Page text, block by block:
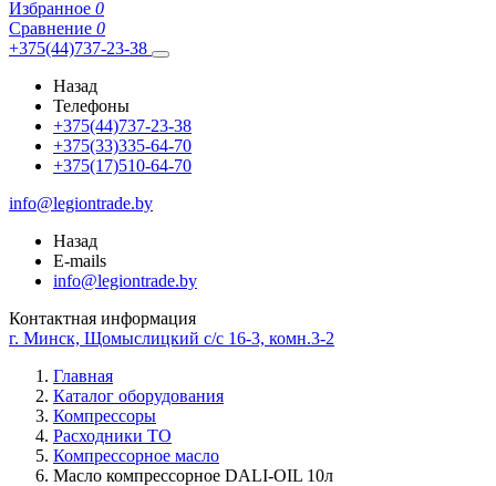
Избранное 0
Сравнение 0
+375(44)737-23-38
Назад
Телефоны
+375(44)737-23-38
+375(33)335-64-70
+375(17)510-64-70
info@legiontrade.by
Назад
E-mails
info@legiontrade.by
Контактная информация
г. Минск, Щомыслицкий с/с 16-3, комн.3-2
Главная
Каталог оборудования
Компрессоры
Расходники ТО
Компрессорное масло
Масло компрессорное DALI-OIL 10л